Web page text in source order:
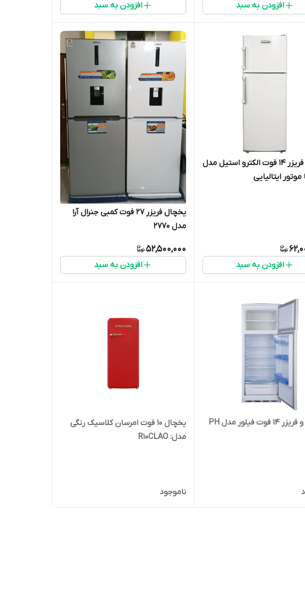
افزودن به سبد افزودن به سبد
یخچال فریزر 14 فوت الکترو استیل مدل
افزودن به سبد
یخچال فریزر 27 فوت کمبی جنرال آرا
مدل 2770
52,500,000
افزودن به سبد
یخچال و فریزر 14 فوت فیلور مدل PH
یخچال 10 فوت امرسان کلاسیک رنگی
مدل: R10CLAO
ناموجود